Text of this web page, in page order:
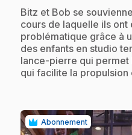
.Bitz et Bob se
cours de laquelle ils ont
problématique grâce à
des enfants en studio
lance-pierre qui
qui facilite la
Abonnement